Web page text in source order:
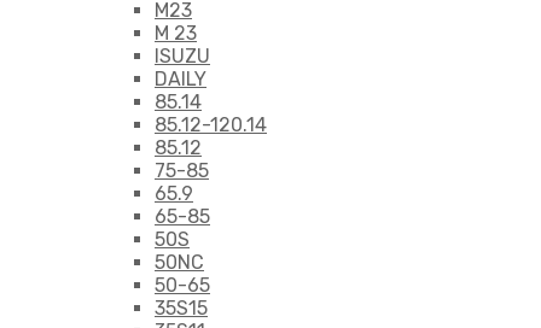
M23
M 23
ISUZU
DAILY
85.14
85.12-120.14
85.12
75-85
65.9
65-85
50S
50NC
50-65
35S15